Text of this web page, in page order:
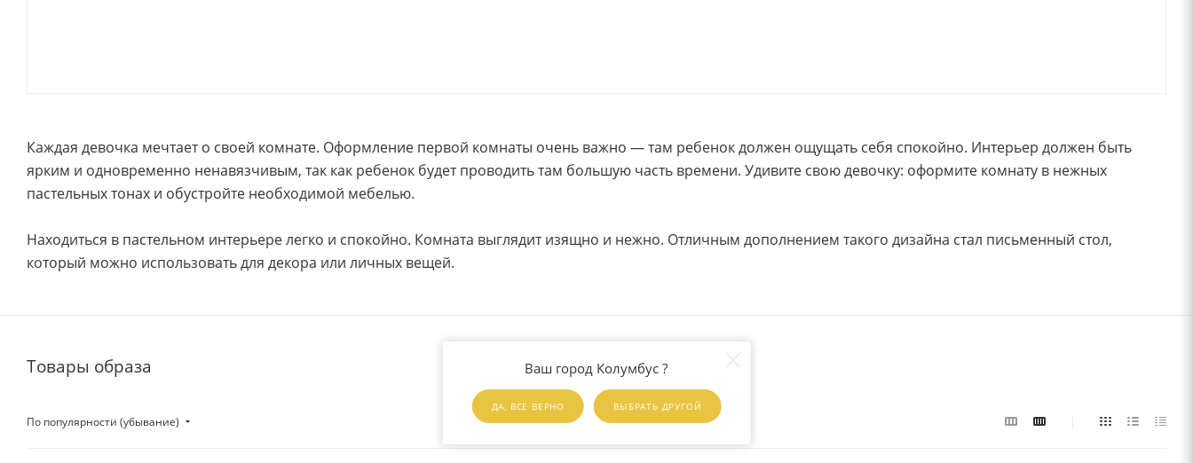
Ваш город Колумбус ?
ДА, ВСЕ ВЕРНО ВЫБРАТЬ ДРУГОЙ
Каждая девочка мечтает о своей комнате. Оформление первой комнаты очень важно — там ребенок должен ощущать себя спокойно. Интерьер должен быть
ярким и одновременно ненавязчивым, так как ребенок будет проводить там большую часть времени. Удивите свою девочку: оформите комнату в нежных
пастельных тонах и обустройте необходимой мебелью.
Находиться в пастельном интерьере легко и спокойно. Комната выглядит изящно и нежно. Отличным дополнением такого дизайна стал письменный стол,
который можно использовать для декора или личных вещей.
Товары образа
По популярности (убывание)